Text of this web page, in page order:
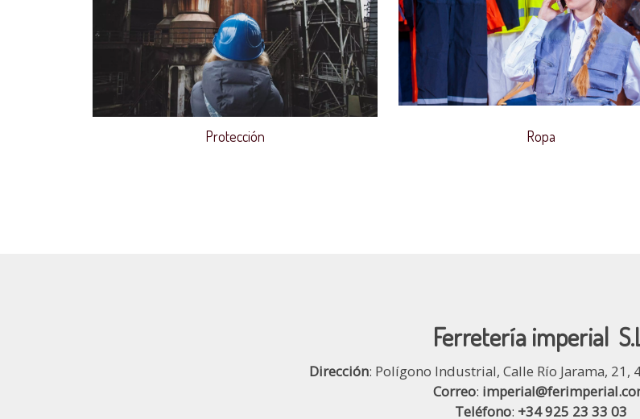
Protección Ropa
Ferretería imperial
Dirección: Polígono Industrial, Calle Río Jarama, 21,
Correo:
Teléfono: +34 925 23 33 03